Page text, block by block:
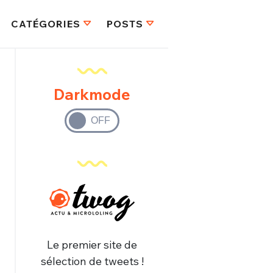
CATÉGORIES POSTS
Darkmode
Le premier site de
sélection de tweets !